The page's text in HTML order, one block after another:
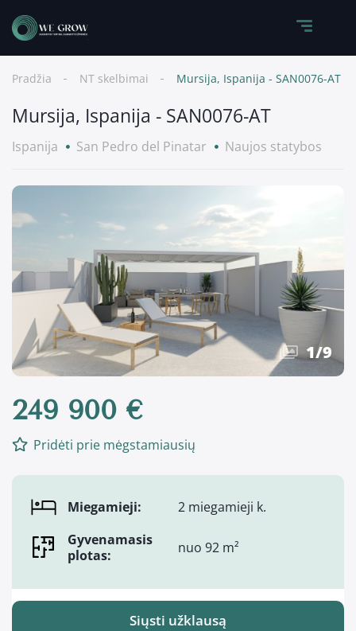
Pradžia NT skelbimai Mursija, Ispanija - SAN0076-AT
Mursija, Ispanija - SAN0076-AT
Ispanija San Pedro del Pinatar Naujos statybos
1/9
249 900 €
Pridėti prie mėgstamiausių
Miegamieji:
2 miegamieji k.
Gyvenamasis
plotas:
nuo 92 m²
Siųsti užklausą